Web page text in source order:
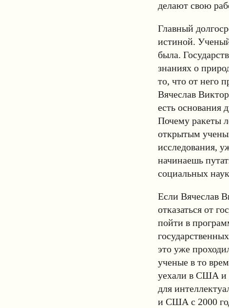
делают свою
Главный
истиной.
была.
знаниях о
то, что от него
Вячеслав
есть основания
Почему ракеты
открытым
исследования,
начинаешь
социальных
Если Вячеслав
отказаться от
пойти в
это уже
ученые в то
уехали в США и
для
и США с 2000